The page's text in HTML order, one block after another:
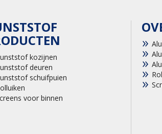
kozijnen
deuren
schuifpuien
voor binnen